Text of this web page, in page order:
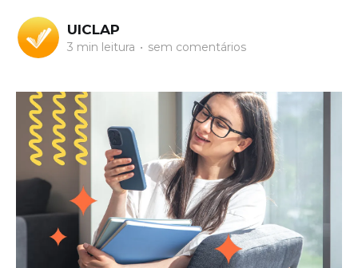
UICLAP
3 min leitura • sem comentários